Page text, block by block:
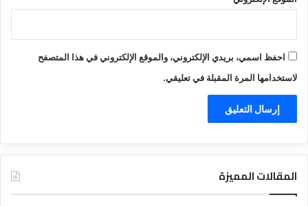
احفظ اسمي، بريدي الإلكتروني، والموقع الإلكتروني في هذا المتصفح
لاستخدامها المرة المقبلة في تعليقي.
المقالات المميزة